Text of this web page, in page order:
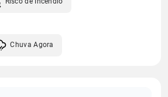
Chuva Agora